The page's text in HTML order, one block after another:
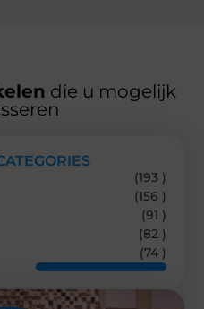
die u mogelijk
(193 )
(156 )
(91 )
(82 )
(74 )